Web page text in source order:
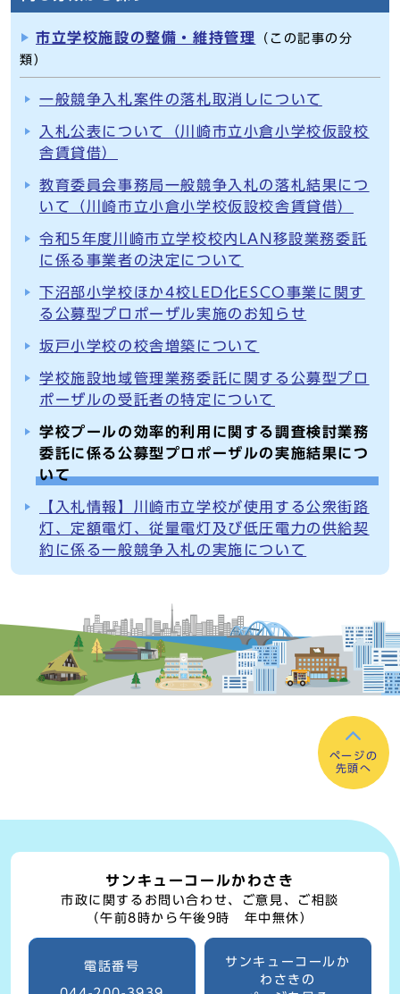
市立学校施設の整備・維持管理
（この記事の分
類）
一般競争入札案件の落札取消しについて
入札公表について（川崎市立小倉小学校仮設校
舎賃貸借）
教育委員会事務局一般競争入札の落札結果につ
いて（川崎市立小倉小学校仮設校舎賃貸借）
令和5年度川崎市立学校校内LAN移設業務委託
に係る事業者の決定について
下沼部小学校ほか4校LED化ESCO事業に関す
る公募型プロポーザル実施のお知らせ
坂戸小学校の校舎増築について
学校施設地域管理業務委託に関する公募型プロ
ポーザルの受託者の特定について
学校プールの効率的利用に関する調査検討業務
委託に係る公募型プロポーザルの実施結果につ
いて
【入札情報】川崎市立学校が使用する公衆街路
灯、定額電灯、従量電灯及び低圧電力の供給契
約に係る一般競争入札の実施について
ページの
先頭へ
サンキューコールかわさき
市政に関するお問い合わせ、ご意見、ご相談
（午前8時から午後9時 年中無休）
電話番号
サンキューコールか
わさきの